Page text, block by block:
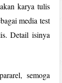
karya tulis
media test
Detail isinya
semoga